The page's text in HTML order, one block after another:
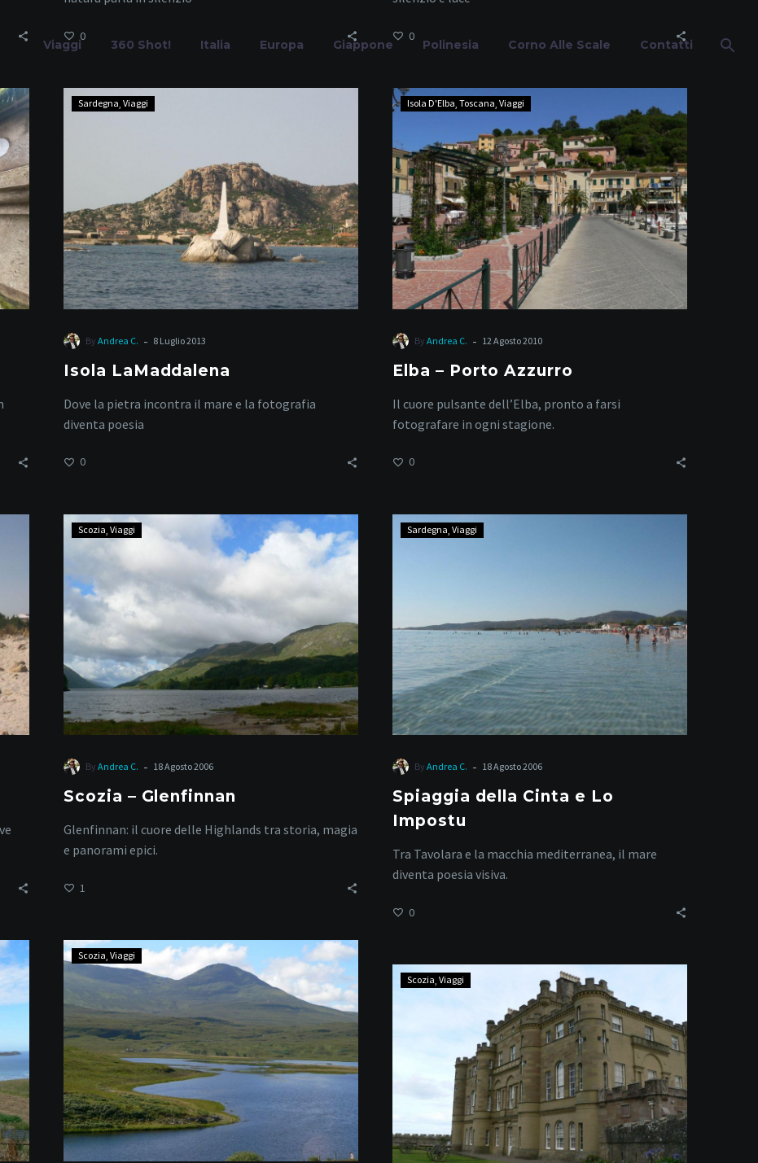
Viaggi 360 Shot! Italia Europa Giappone Polinesia Corno Alle Scale Contatti
Scatti Iconici
Home Tag
0 0
Sardegna Viaggi
By Andrea C. - 8 Luglio 2013
Isola LaMaddalena
Dove la pietra incontra il mare e la fotografia
diventa poesia
0
Porto
Azzurro
Isola D'Elba Toscana Viaggi
By Andrea C. - 12 Agosto 2010
Elba – Porto Azzurro
Il cuore pulsante dell’Elba, pronto a farsi
fotografare in ogni stagione.
0
Scozia
–
Glenfinnan
Scozia Viaggi
By Andrea C. - 18 Agosto 2006
Scozia – Glenfinnan
Glenfinnan: il cuore delle Highlands tra storia, magia
e panorami epici.
1
Impostu
Sardegna Viaggi
By Andrea C. - 18 Agosto 2006
Spiaggia della Cinta e Lo
Impostu
Tra Tavolara e la macchia mediterranea, il mare
diventa poesia visiva.
0
Ullapool
Scozia Viaggi
Scozia
–
Castello
Culzean
Scozia Viaggi